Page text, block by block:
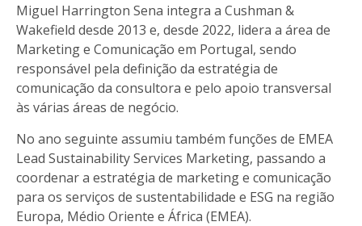
Miguel Harrington Sena integra a Cushman &
Wakefield desde 2013 e, desde 2022, lidera a área de
Marketing e Comunicação em Portugal, sendo
responsável pela definição da estratégia de
comunicação da consultora e pelo apoio transversal
às várias áreas de negócio.
No ano seguinte assumiu também funções de EMEA
Lead Sustainability Services Marketing, passando a
coordenar a estratégia de marketing e comunicação
para os serviços de sustentabilidade e ESG na região
Europa, Médio Oriente e África (EMEA).